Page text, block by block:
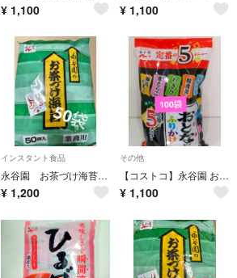
¥ 1,100 ¥ 1,100
インスタント食品
永谷園 お茶づけ海苔 業務用 50袋入 インスタント食品
¥ 1,200
その他
【コストコ】永谷園 おとなのふりかけ 100袋 大人のふりかけ
¥ 1,100